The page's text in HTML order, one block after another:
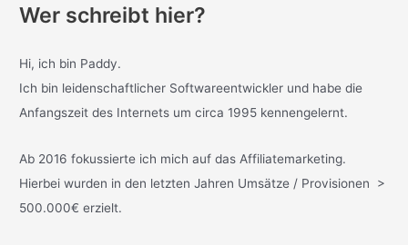
Wer schreibt hier?
Hi, ich bin Paddy.
Ich bin leidenschaftlicher Softwareentwickler und habe die
Anfangszeit des Internets um circa 1995 kennengelernt.
Ab 2016 fokussierte ich mich auf das Affiliatemarketing.
Hierbei wurden in den letzten Jahren Umsätze / Provisionen >
500.000€ erzielt.